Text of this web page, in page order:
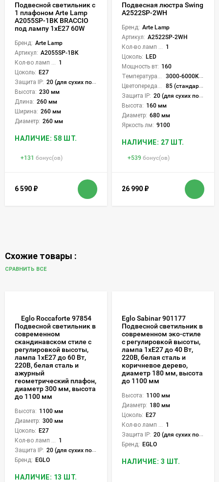
Подвесной светильник с
1 плафоном Arte Lamp
A2055SP-1BK BRACCIO
под лампу 1xE27 60W
Бренд: Arte Lamp
Артикул: A2055SP-1BK
1
Цоколь: E27
Защита IP: 20 (для сухих пом.)
Высота: 230 мм
Длина: 260 мм
Ширина: 260 мм
Диаметр: 260 мм
НАЛИЧИЕ: 58 ШТ.
+131 бонус(ов)
6 590 ₽
Подвесная люстра Swing
A2522SP-2WH
Бренд: Arte Lamp
Артикул: A2522SP-2WH
1
Цоколь: LED
Мощность вт: 160
3000-6000K (плавная рег.)
85 (стандартная)
Защита IP: 20 (для сухих пом.)
Высота: 160 мм
Диаметр: 680 мм
Яркость лм: 9100
НАЛИЧИЕ: 27 ШТ.
+539 бонус(ов)
26 990 ₽
Схожие товары :
СРАВНИТЬ ВСЕ
Eglo Roccaforte 97854
Подвесной светильник в
современном
скандинавском стиле с
регулировкой высоты,
лампа 1xE27 до 60 Вт,
220В, белая сталь и
ажурный
геометрический плафон,
диаметр 300 мм, высота
до 1100 мм
Высота: 1100 мм
Диаметр: 300 мм
Цоколь: E27
Кол-во ламп или LED: 1
Защита IP: 20 (для сухих пом.)
Бренд: EGLO
НАЛИЧИЕ: 13 ШТ.
Eglo Sabinar 901177
Подвесной светильник в
современном эко-стиле
с регулировкой высоты,
лампа 1xE27 до 40 Вт,
220В, белая сталь и
коричневое дерево,
диаметр 180 мм, высота
до 1100 мм
Высота: 1100 мм
Диаметр: 180 мм
Цоколь: E27
1
Защита IP: 20 (для сухих пом.)
Бренд: EGLO
НАЛИЧИЕ: 3 ШТ.